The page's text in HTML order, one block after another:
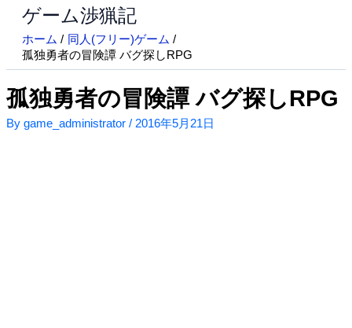
ス
キ
ッ
プ
ゲーム渉猟記
ホーム
同人(フリー)ゲーム
孤独勇者の冒険譚 バグ探しRPG
孤独勇者の冒険譚 バグ探しRPG
By game_administrator / 2016年5月21日